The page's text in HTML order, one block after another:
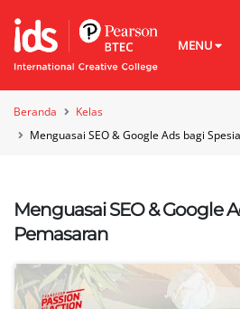
MENU
Beranda
Kelas
Menguasai SEO & Google Ads bagi
Menguasai SEO & Google
Pemasaran